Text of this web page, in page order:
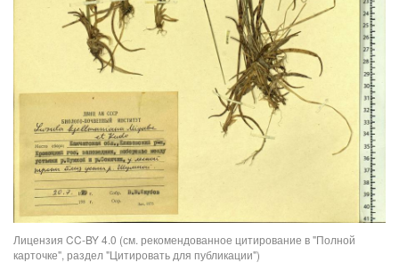
Лицензия CC-BY 4.0 (см. рекомендованное цитирование в "Полной
карточке", раздел "Цитировать для публикации")